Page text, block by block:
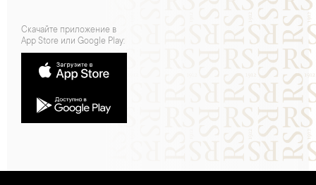
Скачайте приложение в
App Store или Google Play: